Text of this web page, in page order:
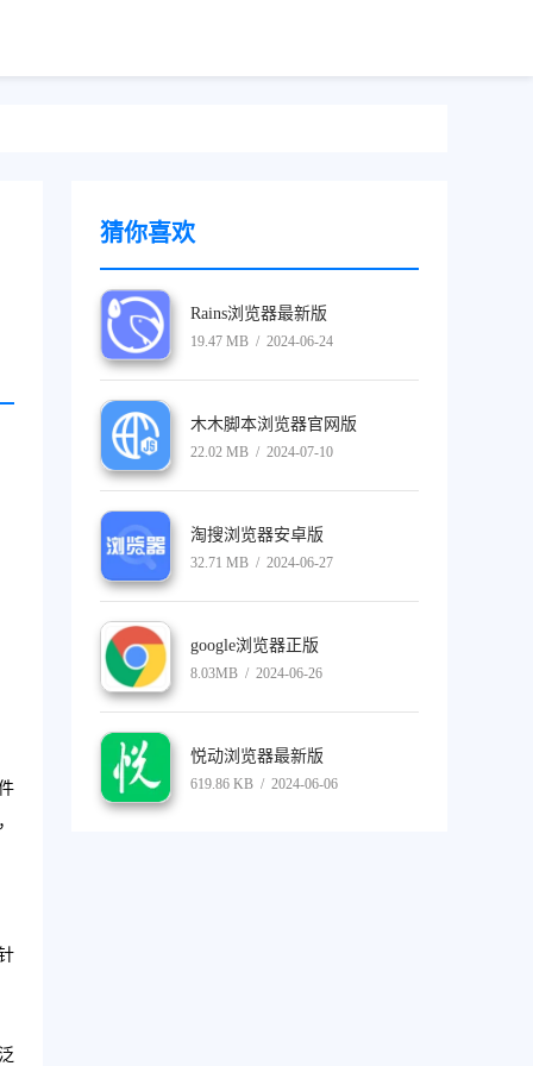
猜你喜欢
Rains浏览器最新版
19.47 MB / 2024-06-24
木木脚本浏览器官网版
22.02 MB / 2024-07-10
淘搜浏览器安卓版
32.71 MB / 2024-06-27
google浏览器正版
8.03MB / 2024-06-26
悦动浏览器最新版
619.86 KB / 2024-06-06